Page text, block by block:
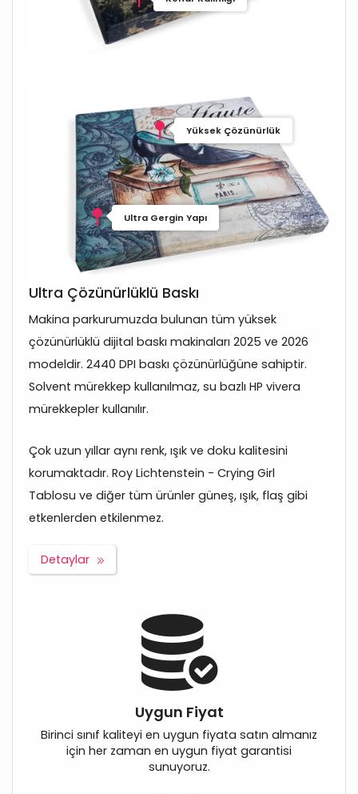
Yüksek Çözünürlük
Ultra Gergin Yapı
Ultra Çözünürlüklü Baskı
Makina parkurumuzda bulunan tüm yüksek
çözünürlüklü dijital baskı makinaları 2025 ve 2026
modeldir. 2440 DPI baskı çözünürlüğüne sahiptir.
Solvent mürekkep kullanılmaz, su bazlı HP vivera
mürekkepler kullanılır.
Çok uzun yıllar aynı renk, ışık ve doku kalitesini
korumaktadır. Roy Lichtenstein - Crying Girl
Tablosu ve diğer tüm ürünler güneş, ışık, flaş gibi
etkenlerden etkilenmez.
Detaylar
Uygun Fiyat
Birinci sınıf kaliteyi en uygun fiyata satın almanız
için her zaman en uygun fiyat garantisi
sunuyoruz.